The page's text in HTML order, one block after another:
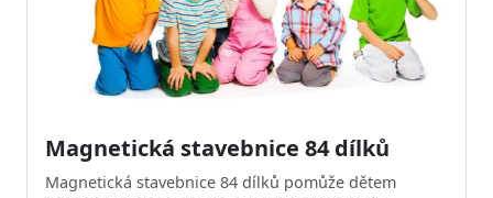
Magnetická stavebnice 84 dílků
Magnetická stavebnice 84 dílků pomůže dětem